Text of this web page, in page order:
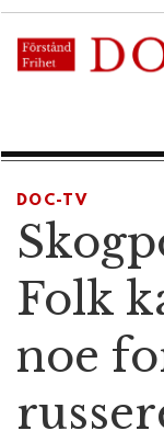
DOC-TV
Folk
noe